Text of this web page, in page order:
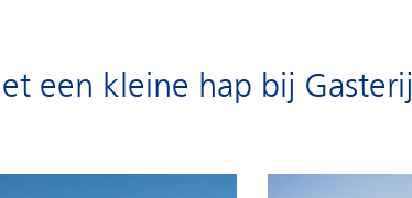
een kleine hap bij Gasterij